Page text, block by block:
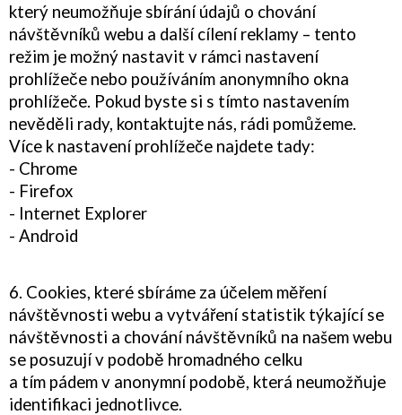
který neumožňuje sbírání údajů o chování
návštěvníků webu a další cílení reklamy – tento
režim je možný nastavit v rámci nastavení
prohlížeče nebo používáním anonymního okna
prohlížeče. Pokud byste si s tímto nastavením
nevěděli rady, kontaktujte nás, rádi pomůžeme.
Více k nastavení prohlížeče najdete tady:
- Chrome
- Firefox
- Internet Explorer
- Android
6. Cookies, které sbíráme za účelem měření
návštěvnosti webu a vytváření statistik týkající se
návštěvnosti a chování návštěvníků na našem webu
se posuzují v podobě hromadného celku
a tím pádem v anonymní podobě, která neumožňuje
identifikaci jednotlivce.